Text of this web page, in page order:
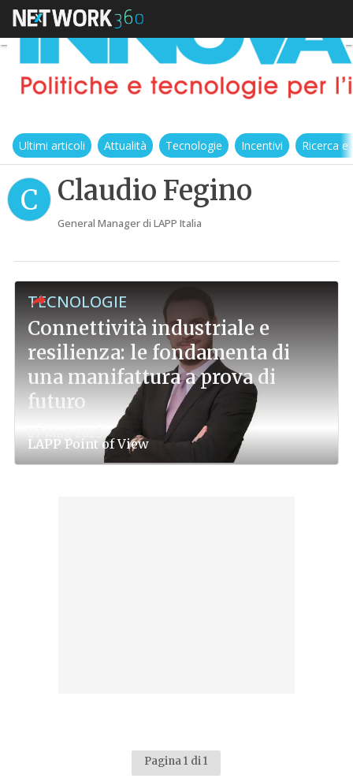
Ultimi articoli Attualità Tecnologie Incentivi Ricerca
C Claudio Fegino
General Manager di LAPP Italia
TECNOLOGIE
Connettività industriale e
resilienza: le fondamenta di
una manifattura a prova di
futuro
LAPP Point of View
Pagina 1 di 1